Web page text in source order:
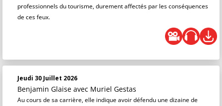
professionnels du tourisme, durement affectés par les conséquences
de ces feux.
Jeudi 30 Juillet 2026
Benjamin Glaise avec Muriel Gestas
Au cours de sa carrière, elle indique avoir défendu une dizaine de